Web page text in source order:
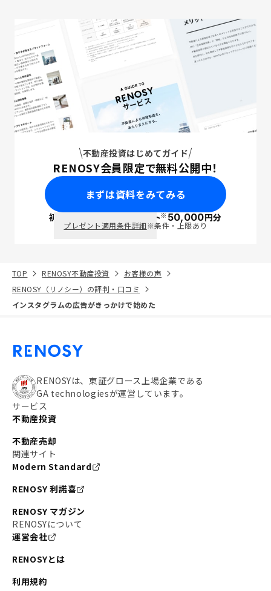
不動産投資はじめてガイド
RENOSY会員限定で無料公開中！
まずは資料をみてみる
初回面談で ポイント※50,000円分
プレゼント適用条件詳細※条件・上限あり
TOP RENOSY不動産投資
お客様の声
RENOSY（リノシー）の評判・口コミ
インスタグラムの広告がきっかけで始めた
RENOSYは、東証グロース上場企業である
GA technologiesが運営しています。
サービス
不動産投資
不動産売却
関連サイト
Modern Standard
RENOSY 利諾喜
RENOSY マガジン
RENOSYについて
運営会社
RENOSYとは
利用規約